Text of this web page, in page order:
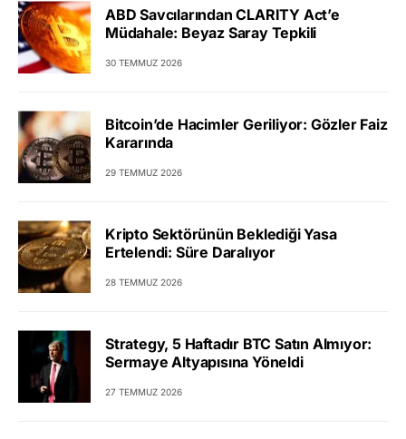
ABD Savcılarından CLARITY Act’e
Müdahale: Beyaz Saray Tepkili
30 TEMMUZ 2026
Bitcoin’de Hacimler Geriliyor: Gözler Faiz
Kararında
29 TEMMUZ 2026
Kripto Sektörünün Beklediği Yasa
Ertelendi: Süre Daralıyor
28 TEMMUZ 2026
Strategy, 5 Haftadır BTC Satın Almıyor:
Sermaye Altyapısına Yöneldi
27 TEMMUZ 2026